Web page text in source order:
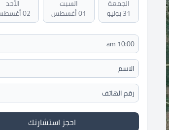
الجمعة
31 يوليو
السبت
01 أغسطس
الأحد
02 أغسطس
احجز استشارتك